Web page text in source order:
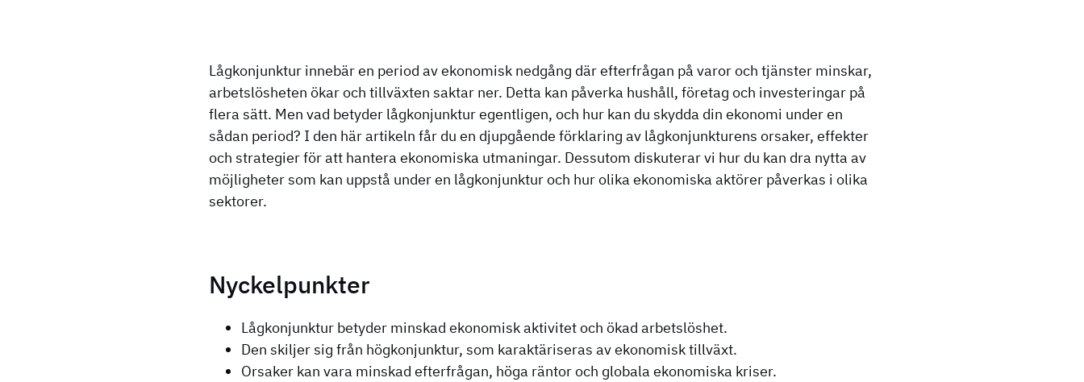
Lågkonjunktur innebär en period av ekonomisk nedgång där efterfrågan på varor och tjänster minskar,
arbetslösheten ökar och tillväxten saktar ner. Detta kan påverka hushåll, företag och investeringar på
flera sätt. Men vad betyder lågkonjunktur egentligen, och hur kan du skydda din ekonomi under en
sådan period? I den här artikeln får du en djupgående förklaring av lågkonjunkturens orsaker, effekter
och strategier för att hantera ekonomiska utmaningar. Dessutom diskuterar vi hur du kan dra nytta av
möjligheter som kan uppstå under en lågkonjunktur och hur olika ekonomiska aktörer påverkas i olika
sektorer.
Nyckelpunkter
Lågkonjunktur betyder minskad ekonomisk aktivitet och ökad arbetslöshet.
Den skiljer sig från högkonjunktur, som karaktäriseras av ekonomisk tillväxt.
Orsaker kan vara minskad efterfrågan, höga räntor och globala ekonomiska kriser.